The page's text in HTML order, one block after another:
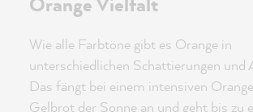
Wie alle Farbtöne gibt es Orange in
unterschiedlichen Schattierungen und
Das fängt bei einem intensiven
Gelbrot der Sonne an und geht bis zu